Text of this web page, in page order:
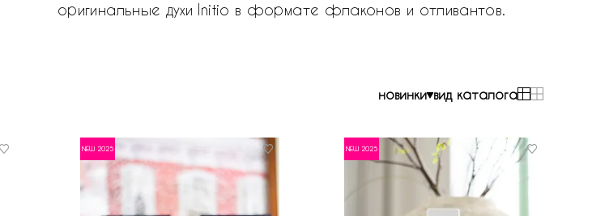
оригинальные духи Initio в формате флаконов и отливантов.
новинки вид каталога
NEW 2025 NEW 2025